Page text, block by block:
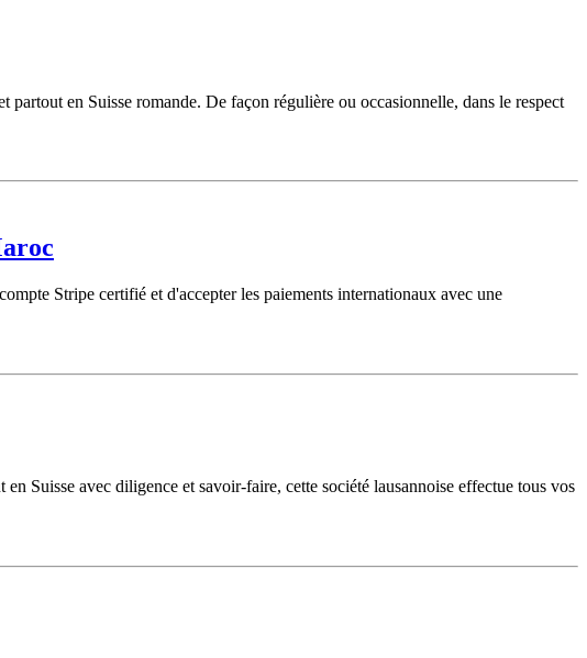
en Suisse romande. De façon régulière ou occasionnelle, dans le respect
Stripe certifié et d'accepter les paiements internationaux avec une
Suisse avec diligence et savoir-faire, cette société lausannoise effectue tous vos